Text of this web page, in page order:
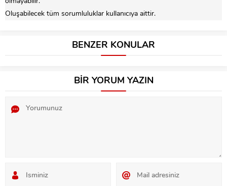
Oluşabilecek tüm sorumluluklar kullanıcıya aittir.
BENZER KONULAR
BİR YORUM YAZIN